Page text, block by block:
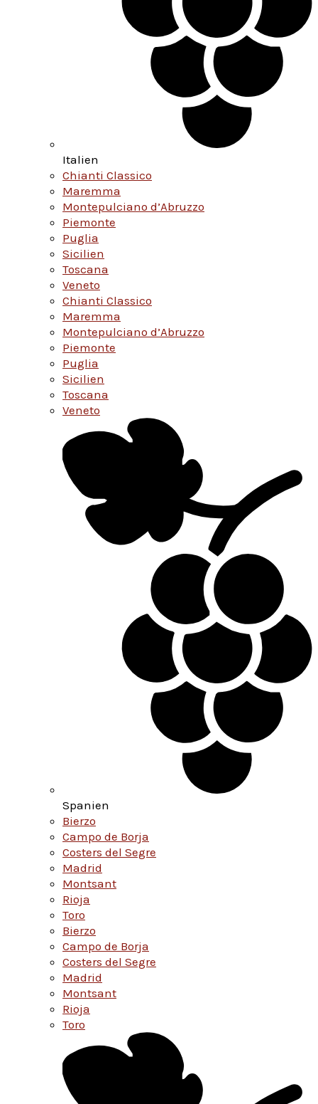
Italien
Chianti Classico
Maremma
Montepulciano d’Abruzzo
Piemonte
Puglia
Sicilien
Toscana
Veneto
Chianti Classico
Maremma
Montepulciano d’Abruzzo
Piemonte
Puglia
Sicilien
Toscana
Veneto
Spanien
Bierzo
Campo de Borja
Costers del Segre
Madrid
Montsant
Rioja
Toro
Bierzo
Campo de Borja
Costers del Segre
Madrid
Montsant
Rioja
Toro